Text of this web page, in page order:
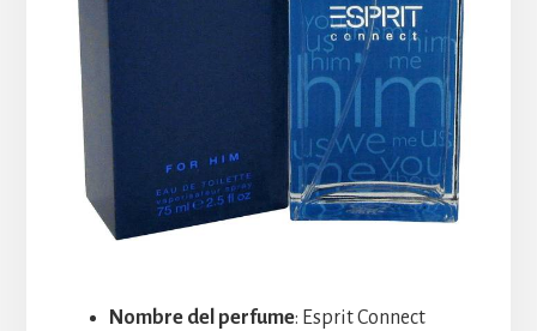
Nombre del perfume: Esprit Connect